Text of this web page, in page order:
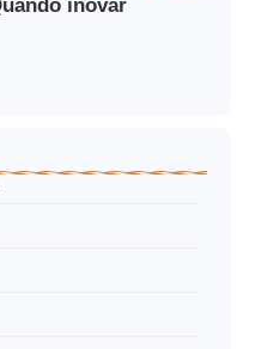
inovar